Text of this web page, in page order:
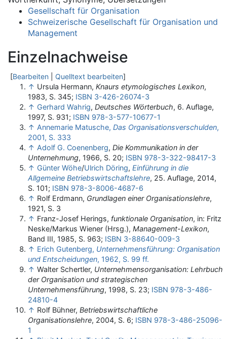
Gesellschaft für Organisation
Schweizerische Gesellschaft für Organisation und
Management
Einzelnachweise
[Bearbeiten Quelltext bearbeiten]
↑ Ursula Hermann, Knaurs etymologisches Lexikon,
1983, S. 345; ISBN 3-426-26074-3
↑ Gerhard Wahrig, Deutsches Wörterbuch, 6. Auflage,
1997, S. 931; ISBN 978-3-577-10677-1
↑ Annemarie Matusche, Das Organisationsverschulden,
2001, S. 333
↑ Adolf G. Coenenberg, Die Kommunikation in der
Unternehmung, 1966, S. 20; ISBN 978-3-322-98417-3
↑ Günter Wöhe/Ulrich Döring, Einführung in die
Allgemeine Betriebswirtschaftslehre, 25. Auflage, 2014,
S. 101; ISBN 978-3-8006-4687-6
↑ Rolf Erdmann, Grundlagen einer Organisationslehre,
1921, S. 3
↑ Franz-Josef Herings, funktionale Organisation, in: Fritz
Neske/Markus Wiener (Hrsg.), Management-Lexikon,
Band III, 1985, S. 963; ISBN 3-88640-009-3
↑ Erich Gutenberg, Unternehmensführung: Organisation
und Entscheidungen, 1962, S. 99 ff.
↑ Walter Schertler, Unternehmensorganisation: Lehrbuch
der Organisation und strategischen
Unternehmensführung, 1998, S. 23; ISBN 978-3-486-
24810-4
↑ Rolf Bühner, Betriebswirtschaftliche
Organisationslehre, 2004, S. 6; ISBN 978-3-486-25096-
1